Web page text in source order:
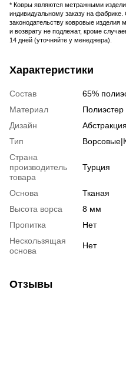
* Ковры являются метражными
индивидуальному заказу на
законодательству ковровые
и возврату не подлежат, кроме
14 дней (уточняйте у менеджера).
Характеристики
Состав
65%
Материал
Полиэстер
Дизайн
Абстракция
Тип
Страна
производитель
товара
Турция
Основа
Тканая
Высота ворса
8 мм
Пропитка
Нет
Нескользящая
основа
Нет
Отзывы